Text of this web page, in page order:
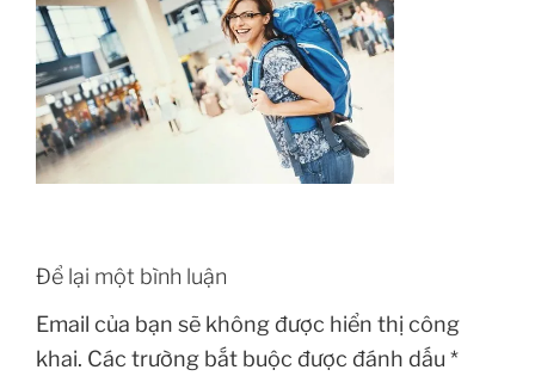
Để lại một bình luận
Email của bạn sẽ không được hiển thị công
khai. Các trường bắt buộc được đánh dấu *